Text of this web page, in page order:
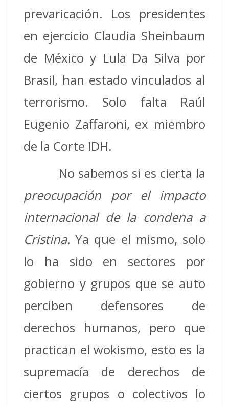
prevaricación. Los presidentes
en ejercicio Claudia Sheinbaum
de México y Lula Da Silva por
Brasil, han estado vinculados al
terrorismo. Solo falta Raúl
Eugenio Zaffaroni, ex miembro
de la Corte IDH.
No sabemos si es cierta la
preocupación por el impacto
internacional de la condena a
Cristina.Ya que el mismo, solo
lo ha sido en sectores por
gobierno y grupos que se auto
perciben defensores de
derechos humanos, pero que
practican el wokismo, esto es la
supremacía de derechos de
ciertos grupos o colectivos lo